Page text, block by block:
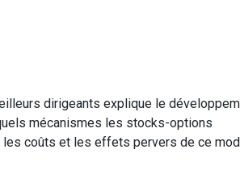
dirigeants explique le
mécanismes les stocks-options
les coûts et les effets pervers de ce